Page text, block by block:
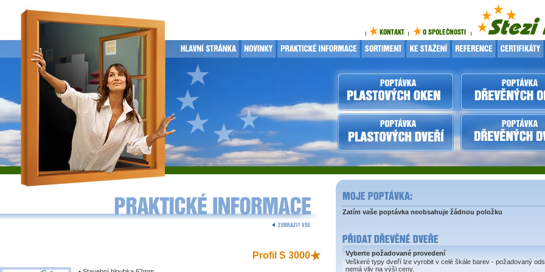
Profil S 3000
Zatím vaše poptávka neobsahuje žádnou položku
Vyberte požadované provedení
Veškeré typy dveří lze vyrobit v celé škále barev - požadovaný
nemá vliv na výši ceny.